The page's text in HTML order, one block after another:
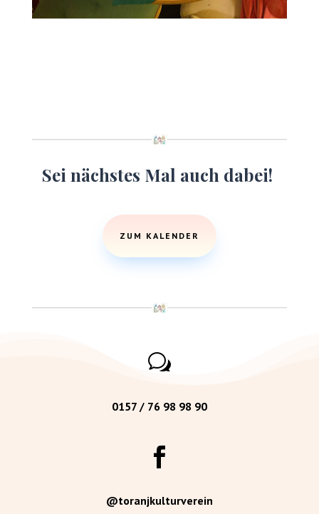
Sei nächstes Mal auch dabei!
ZUM KALENDER
w
0157 / 76 98 98 90

@toranjkulturverein